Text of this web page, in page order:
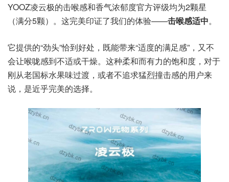
YOOZ凌云极的击喉感和香气浓郁度官方评级均为2颗星
（满分5颗）。这完美印证了我们的体验——击喉感适中。
它提供的“劲头”恰到好处，既能带来“适度的满足感”，又不
会让喉咙感到不适或干燥。这种柔和而有力的饱和度，对于
刚从老国标水果味过渡，或者不追求猛烈撞击感的用户来
说，是近乎完美的选择。